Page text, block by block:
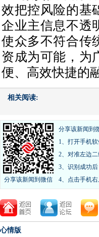
效把控风险的基
企业主信息不透
使众多不符合传
资成为可能，为
便、高效快捷的
相关阅读:
分享该新闻到微信
分享该新闻到
1、打开手机软
2、对准左边
3、识别成功
4、点击手机右
心情版